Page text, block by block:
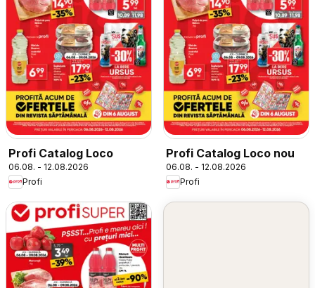
Profi Catalog Loco
06.08. - 12.08.2026
Profi
Profi Catalog Loco nou
06.08. - 12.08.2026
Profi